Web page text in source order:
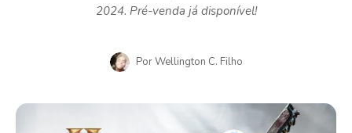
2024. Pré-venda já disponível!
PorWellington C. Filho